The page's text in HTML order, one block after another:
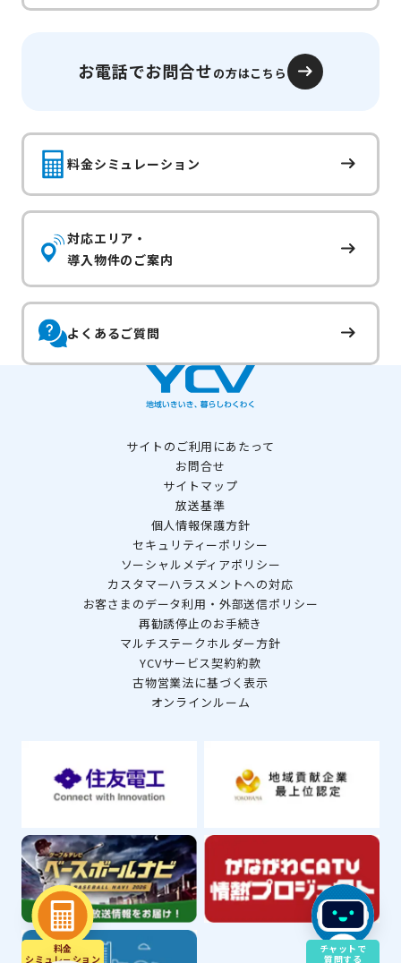
お電話でお問合せの方はこちら
料金シミュレーション
対応エリア・
導入物件のご案内
よくあるご質問
料金
シミュレ－ション
サイトのご利用にあたって
お問合せ
サイトマップ
放送基準
個人情報保護方針
セキュリティーポリシー
ソーシャルメディアポリシー
カスタマーハラスメントへの対応
お客さまのデータ利用・外部送信ポリシー
再勧誘停止のお手続き
マルチステークホルダー方針
YCVサービス契約約款
古物営業法に基づく表示
オンラインルーム
チャットで
質問する